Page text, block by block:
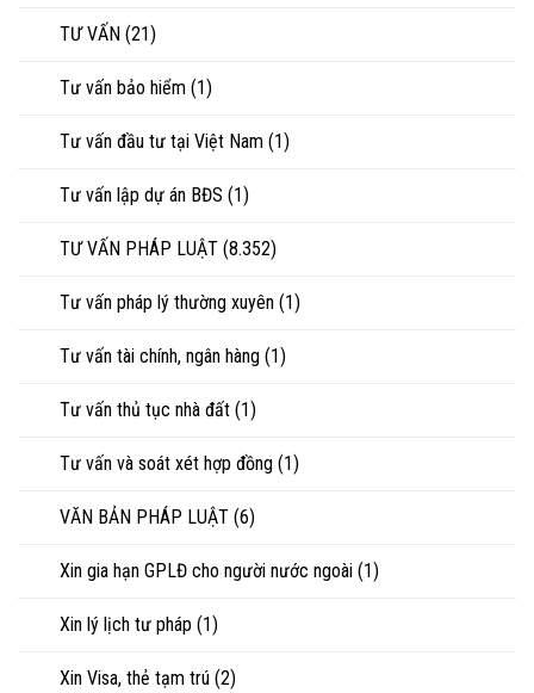
TƯ VẤN (21)
Tư vấn bảo hiểm (1)
Tư vấn đầu tư tại Việt Nam (1)
Tư vấn lập dự án BĐS (1)
TƯ VẤN PHÁP LUẬT (8.352)
Tư vấn pháp lý thường xuyên (1)
Tư vấn tài chính, ngân hàng (1)
Tư vấn thủ tục nhà đất (1)
Tư vấn và soát xét hợp đồng (1)
VĂN BẢN PHÁP LUẬT (6)
Xin gia hạn GPLĐ cho người nước ngoài (1)
Xin lý lịch tư pháp (1)
Xin Visa, thẻ tạm trú (2)